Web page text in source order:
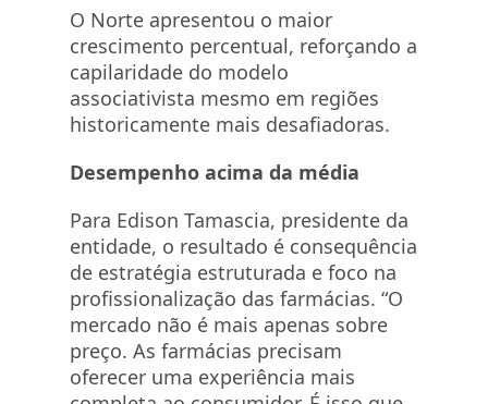
O Norte apresentou o maior
crescimento percentual, reforçando a
capilaridade do modelo
associativista mesmo em regiões
historicamente mais desafiadoras.
Desempenho acima da média
Para Edison Tamascia, presidente da
entidade, o resultado é consequência
de estratégia estruturada e foco na
profissionalização das farmácias. “O
mercado não é mais apenas sobre
preço. As farmácias precisam
oferecer uma experiência mais